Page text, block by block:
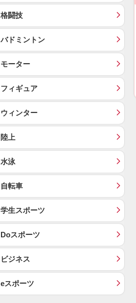
格闘技
バドミントン
モーター
フィギュア
ウィンター
陸上
水泳
自転車
学生スポーツ
Doスポーツ
ビジネス
eスポーツ